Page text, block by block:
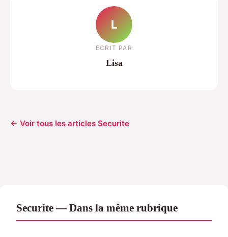
L
ECRIT PAR
Lisa
← Voir tous les articles Securite
Securite — Dans la même rubrique